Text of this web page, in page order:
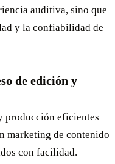
auditiva, sino que
y la confiabilidad de
de edición y
producción eficientes
marketing de contenido
con facilidad.